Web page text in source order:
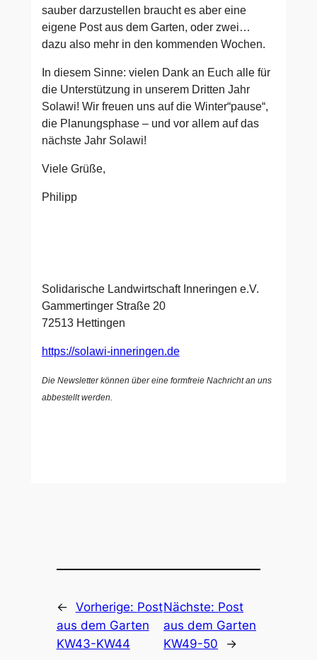
sauber darzustellen braucht es aber eine
eigene Post aus dem Garten, oder zwei…
dazu also mehr in den kommenden Wochen.
In diesem Sinne: vielen Dank an Euch alle für
die Unterstützung in unserem Dritten Jahr
Solawi! Wir freuen uns auf die Winter“pause“,
die Planungsphase – und vor allem auf das
nächste Jahr Solawi!
Viele Grüße,
Philipp
Solidarische Landwirtschaft Inneringen e.V.
Gammertinger Straße 20
72513 Hettingen
https://solawi-inneringen.de
Die Newsletter können über eine formfreie Nachricht an uns
abbestellt werden.
← Vorherige: Post
aus dem Garten
KW43-KW44
Nächste: Post
aus dem Garten
KW49-50
→